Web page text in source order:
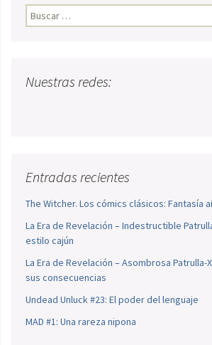
Buscar:
Nuestras redes:
Entradas recientes
The Witcher. Los cómics clásicos: Fantasía
La Era de Revelación – Indestructible
estilo cajún
La Era de Revelación – Asombrosa Patrulla-
sus consecuencias
Undead Unluck #23: El poder del lenguaje
MAD #1: Una rareza nipona